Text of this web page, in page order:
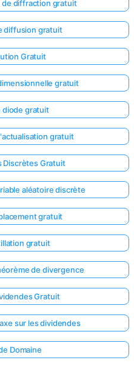
de diffraction gratuit
diffusion gratuit
Gratuit
gratuit
diode gratuit
gratuit
Discrètes Gratuit
aléatoire discrète
gratuit
gratuit
de divergence
Gratuit
sur les dividendes
Domaine